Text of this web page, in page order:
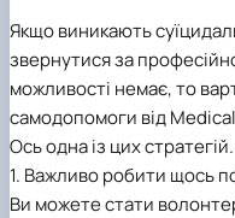
Якщо виникають
звернутися за
можливості немає, то
самодопомоги від
Ось одна із цих стратегій.
1. Важливо робити щось
Ви можете стати